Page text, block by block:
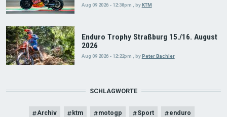
Aug 09 2026 - 12:38pm byKTM
Enduro Trophy Straßburg 15./16. August
2026
Aug 09 2026 - 12:22pm byPeter Bachler
SCHLAGWORTE
Archiv ktm motogp Sport enduro